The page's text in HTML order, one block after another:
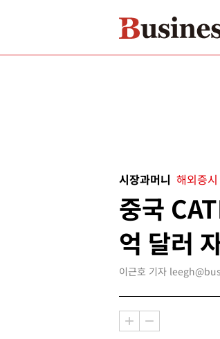
시장과머니 해외증시
중국
억 달러
이근호 기자